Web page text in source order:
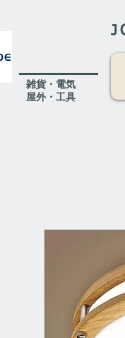
​雑貨・電気
​屋外・工具